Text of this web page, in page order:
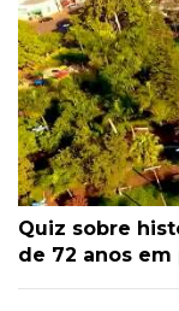
Quiz sobre
de 72 anos em